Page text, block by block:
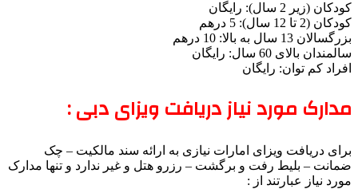
کودکان (زیر 2 سال): رایگان
کودکان (2 تا 12 سال): 5 درهم
بزرگسالان 13 سال به بالا: 10 درهم
سالمندان بالای 60 سال: رایگان
افراد کم توان: رایگان
مدارک مورد نیاز دریافت ویزای دبی :
برای دریافت ویزای امارات نیازی به ارائه سند مالکیت – چک
ضمانت – بلیط رفت و برگشت – رزرو هتل و غیر ندارد و تنها مدارک
مورد نیاز عبارتند از :